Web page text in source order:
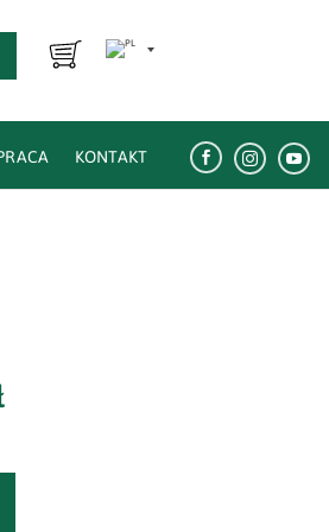
KONTAKT   